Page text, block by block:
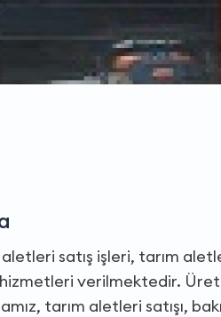
satış işleri, tarım
verilmektedir.
tarım aletleri satışı,